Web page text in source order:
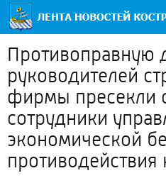
Противоправную
руководителей
фирмы пресекли
сотрудники
экономической
противодействия